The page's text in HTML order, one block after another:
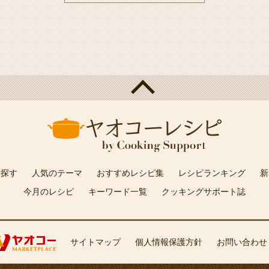
す 人気のテーマ おすすめレシピ集 レシピランキング
今月のレシピ
キーワード一覧 クッキングサポート誌
サイトマップ 個人情報保護方針 お問い合わせ